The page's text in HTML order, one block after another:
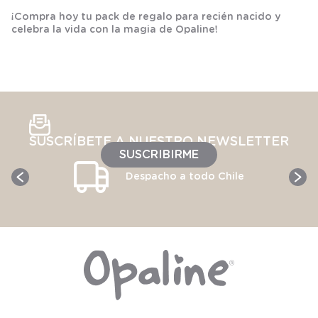
¡Compra hoy tu pack de regalo para recién nacido y
celebra la vida con la magia de Opaline!
SUSCRÍBETE A NUESTRO NEWSLETTER
SUSCRIBIRME
Despacho a todo Chile